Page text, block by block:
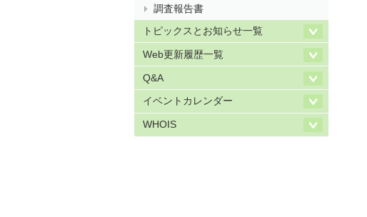
調査報告書
トピックスとお知らせ一覧
Web更新履歴一覧
Q&A
イベントカレンダー
WHOIS